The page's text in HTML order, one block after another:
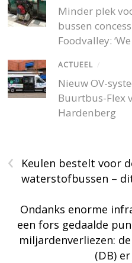
Minder plek
bussen
Foodvalley:
ACTUEEL /
Nieuw OV-
Buurtbus-Flex
Hardenberg
‹
Keulen bestelt voor
waterstofbussen –
Ondanks enorme
een fors gedaalde
miljardenverliezen:
(DB)